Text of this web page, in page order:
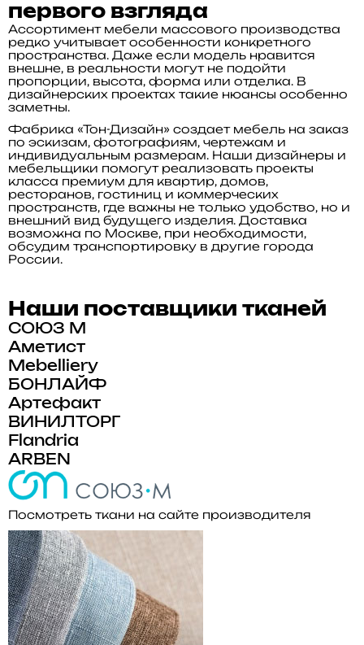
первого взгляда
Ассортимент мебели массового производства
редко учитывает особенности конкретного
пространства. Даже если модель нравится
внешне, в реальности могут не подойти
пропорции, высота, форма или отделка. В
дизайнерских проектах такие нюансы особенно
заметны.
Фабрика «Тон-Дизайн» создает мебель на заказ
по эскизам, фотографиям, чертежам и
индивидуальным размерам. Наши дизайнеры и
мебельщики помогут реализовать проекты
класса премиум для квартир, домов,
ресторанов, гостиниц и коммерческих
пространств, где важны не только удобство, но и
внешний вид будущего изделия. Доставка
возможна по Москве, при необходимости,
обсудим транспортировку в другие города
России.
Наши поставщики тканей
СОЮЗ М
Аметист
Mebelliery
БОНЛАЙФ
Артефакт
ВИНИЛТОРГ
Flandria
ARBEN
Посмотреть ткани на сайте производителя